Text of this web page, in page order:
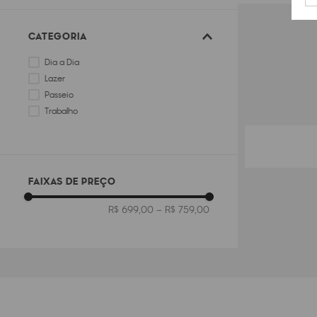
CATEGORIA
Dia a Dia
Lazer
Passeio
Trabalho
FAIXAS DE PREÇO
R$ 699,00 – R$ 759,00